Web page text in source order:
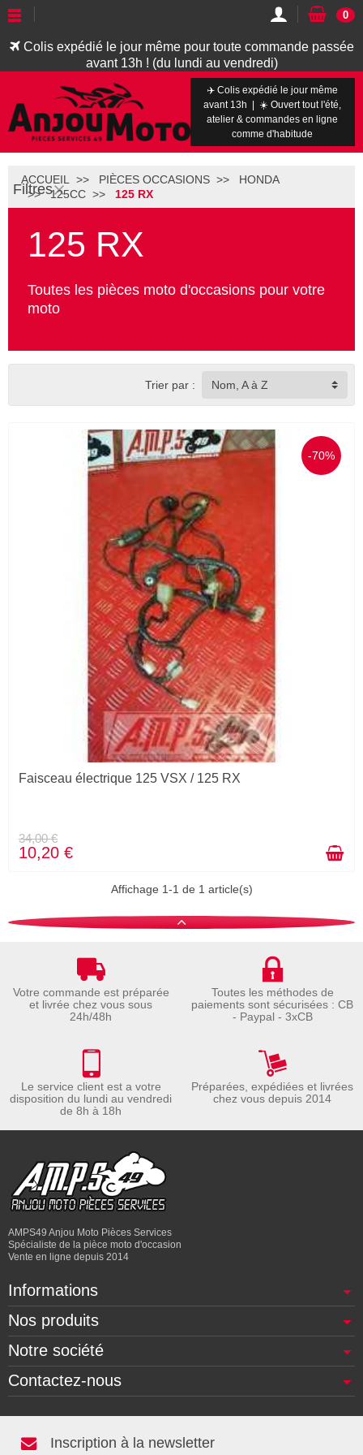
Colis expédié le jour même pour toute commande passée
avant 13h ! (du lundi au vendredi)
0
✈️ Colis expédié le jour même
avant 13h | ☀️ Ouvert tout l'été,
atelier & commandes en ligne
comme d'habitude
Filtres
ACCUEIL PIÈCES OCCASIONS
HONDA
125CC
125 RX
125 RX
Toutes les pièces moto d'occasions pour votre
moto
Trier par : Nom, A à Z
-70%
Faisceau électrique 125 VSX / 125 RX
34,00 €
10,20 €
Affichage 1-1 de 1 article(s)
Votre commande est préparée
et livrée chez vous sous
24h/48h
Toutes les méthodes de
paiements sont sécurisées : CB
- Paypal - 3xCB
Le service client est a votre
disposition du lundi au vendredi
de 8h à 18h
Préparées, expédiées et livrées
chez vous depuis 2014
AMPS49 Anjou Moto Pièces Services
Spécialiste de la pièce moto d'occasion
Vente en ligne depuis 2014
Informations
Nos produits
Notre société
Contactez-nous
Inscription à la newsletter